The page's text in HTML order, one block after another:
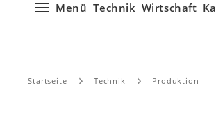
Menü Technik Wirtschaft
Startseite Technik Produktion